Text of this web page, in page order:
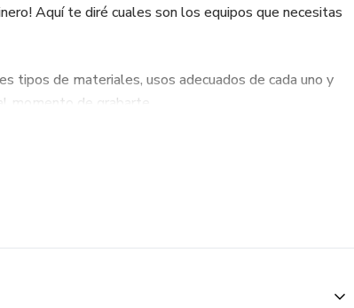
Aquí te diré cuales son los equipos que necesitas
tipos de materiales, usos adecuados de cada uno y
momento de grabarte.